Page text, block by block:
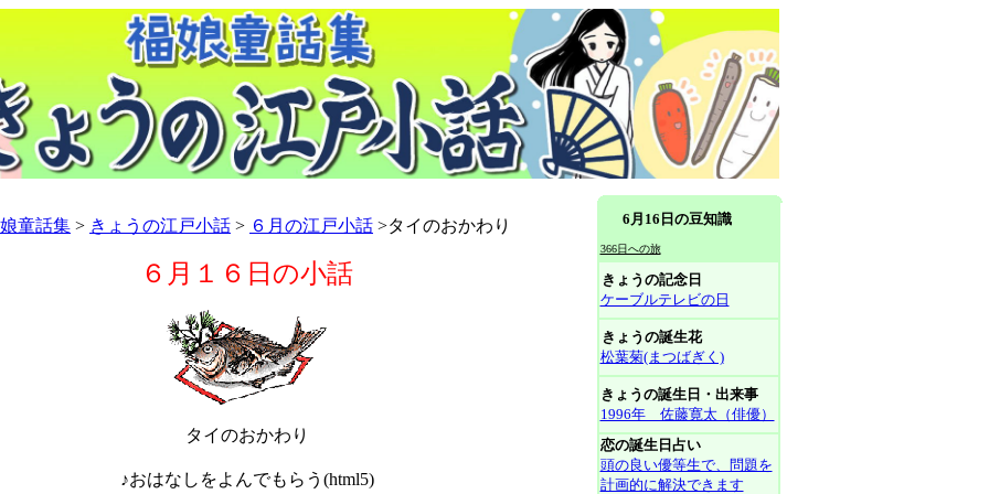
童話集 > きょうの江戸小話 > ６月の江戸小話 >タイのおかわり
６月１６日の小話
タイのおかわり
♪おはなしをよんでもらう(html5)
6月16日の豆知識
366日への旅
きょうの記念日
ケーブルテレビの日
きょうの誕生花
松葉菊(まつばぎく)
きょうの誕生日・出来事
1996年 佐藤寛太（俳優）
恋の誕生日占い
頭の良い優等生で、問題を
計画的に解決できます